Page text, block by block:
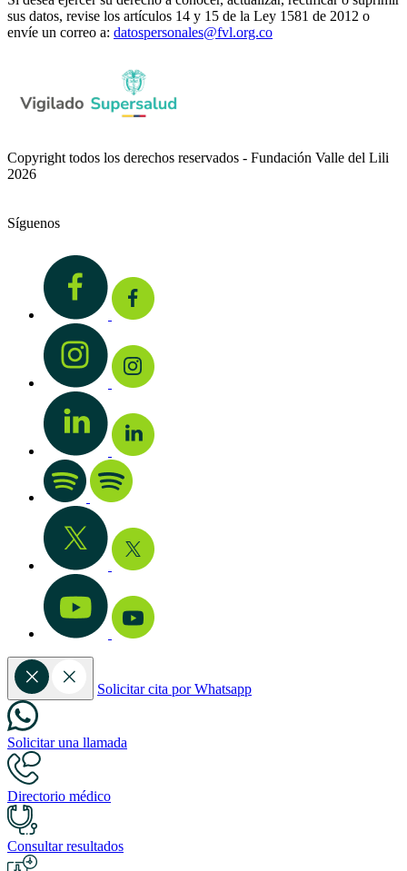
sus datos, revise los artículos 14 y 15 de la Ley 1581 de 2012 o
envíe un correo a: datospersonales@fvl.org.co
Copyright todos los derechos reservados - Fundación Valle del Lili
2026
Síguenos
Solicitar cita por Whatsapp
Solicitar una llamada
Directorio médico
Consultar resultados